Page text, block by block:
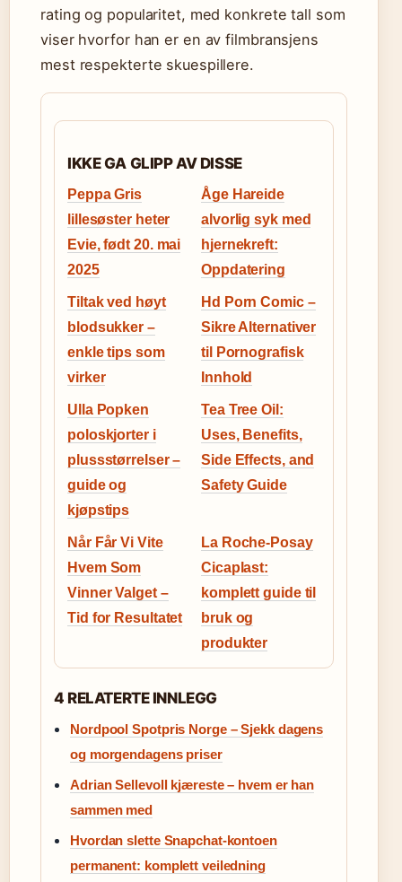
rating og popularitet, med konkrete tall som
viser hvorfor han er en av filmbransjens
mest respekterte skuespillere.
IKKE GA GLIPP AV DISSE
Peppa Gris
lillesøster heter
Evie, født 20. mai
2025
Åge Hareide
alvorlig syk med
hjernekreft:
Oppdatering
Tiltak ved høyt
blodsukker –
enkle tips som
virker
Hd Porn Comic –
Sikre Alternativer
til Pornografisk
Innhold
Ulla Popken
poloskjorter i
plussstørrelser –
guide og
kjøpstips
Tea Tree Oil:
Uses, Benefits,
Side Effects, and
Safety Guide
Når Får Vi Vite
Hvem Som
Vinner Valget –
Tid for Resultatet
La Roche-Posay
Cicaplast:
komplett guide til
bruk og
produkter
4 RELATERTE INNLEGG
Nordpool Spotpris Norge – Sjekk dagens
og morgendagens priser
Adrian Sellevoll kjæreste – hvem er han
sammen med
Hvordan slette Snapchat-kontoen
permanent: komplett veiledning